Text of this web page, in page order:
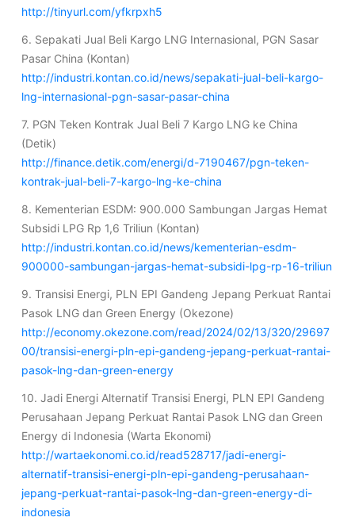
http://tinyurl.com/yfkrpxh5
6. Sepakati Jual Beli Kargo LNG Internasional, PGN Sasar
Pasar China (Kontan)
http://industri.kontan.co.id/news/sepakati-jual-beli-kargo-
lng-internasional-pgn-sasar-pasar-china
7. PGN Teken Kontrak Jual Beli 7 Kargo LNG ke China
(Detik)
http://finance.detik.com/energi/d-7190467/pgn-teken-
kontrak-jual-beli-7-kargo-lng-ke-china
8. Kementerian ESDM: 900.000 Sambungan Jargas Hemat
Subsidi LPG Rp 1,6 Triliun (Kontan)
http://industri.kontan.co.id/news/kementerian-esdm-
900000-sambungan-jargas-hemat-subsidi-lpg-rp-16-triliun
9. Transisi Energi, PLN EPI Gandeng Jepang Perkuat Rantai
Pasok LNG dan Green Energy (Okezone)
http://economy.okezone.com/read/2024/02/13/320/29697
00/transisi-energi-pln-epi-gandeng-jepang-perkuat-rantai-
pasok-lng-dan-green-energy
10. Jadi Energi Alternatif Transisi Energi, PLN EPI Gandeng
Perusahaan Jepang Perkuat Rantai Pasok LNG dan Green
Energy di Indonesia (Warta Ekonomi)
http://wartaekonomi.co.id/read528717/jadi-energi-
alternatif-transisi-energi-pln-epi-gandeng-perusahaan-
jepang-perkuat-rantai-pasok-lng-dan-green-energy-di-
indonesia